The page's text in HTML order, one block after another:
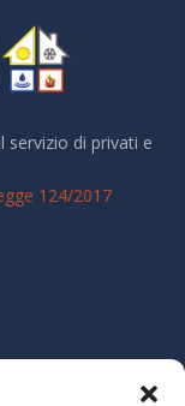
servizio di privati e
124/2017